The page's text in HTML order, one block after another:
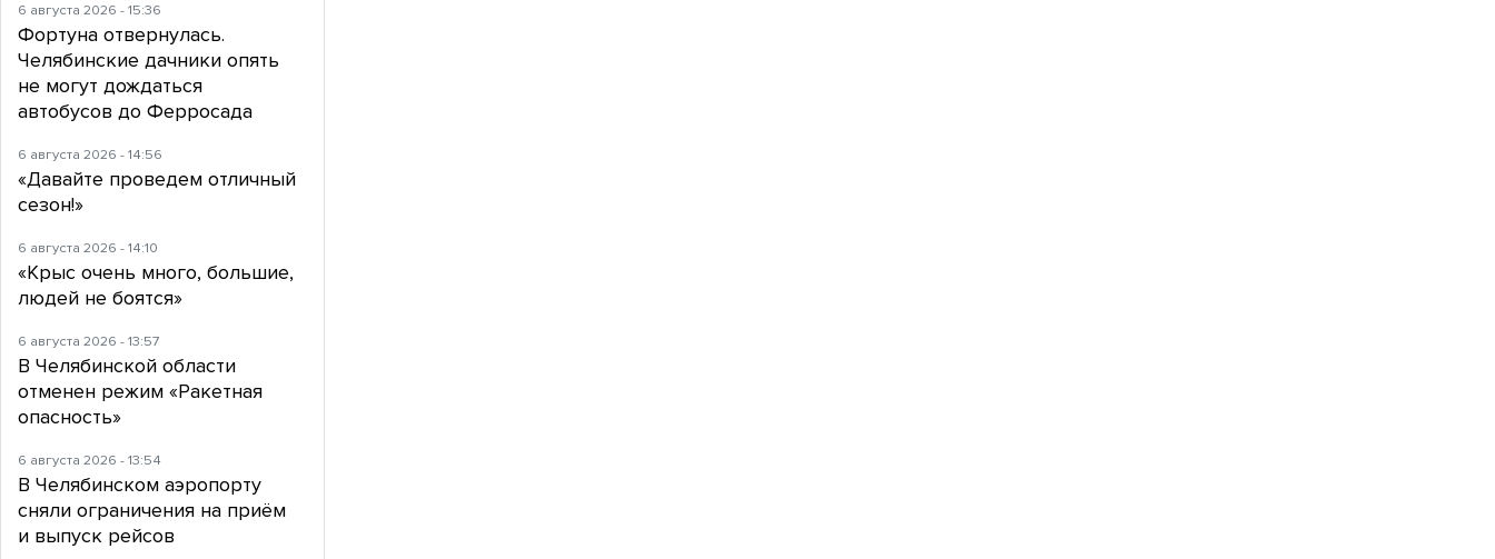
6 августа 2026 - 15:36
Фортуна отвернулась.
Челябинские дачники опять
не могут дождаться
автобусов до Ферросада
6 августа 2026 - 14:56
«Давайте проведем отличный
сезон!»
6 августа 2026 - 14:10
«Крыс очень много, большие,
людей не боятся»
6 августа 2026 - 13:57
В Челябинской области
отменен режим «Ракетная
опасность»
6 августа 2026 - 13:54
В Челябинском аэропорту
сняли ограничения на приём
и выпуск рейсов